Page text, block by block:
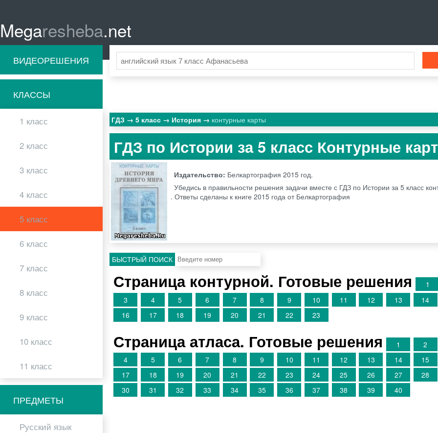
Megaresheba.net
ВИДЕОРЕШЕНИЯ
КЛАССЫ
1 класс
2 класс
3 класс
4 класс
5 класс
6 класс
7 класс
8 класс
9 класс
10 класс
11 класс
ПРЕДМЕТЫ
Русский язык
ГДЗ 5 класс История контурные карты
ГДЗ по Истории за 5 класс Контурные
Издательство: Белкартография 2015 год.
Убедись в правильности решения задачи вместе с ГДЗ по Истории за 5 класс
. Ответы сделаны к книге 2015 года от Белкартография
БЫСТРЫЙ ПОИСК
Страница контурной. Готовые решения 1
3
4 5 6 7 8 9 10 11 12 13 14
16
17 18 19 20 21 22 23
Страница атласа. Готовые решения 1 2
4
5 6 7 8 9 10 11 12 13 14 15
17
18 19 20 21 22 23 24 25 26 27 28
30
31 32 33 34 35 36 37 38 39 40